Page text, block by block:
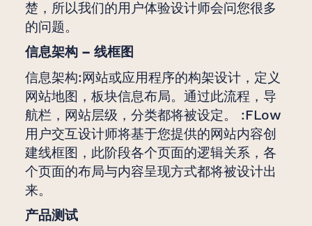
楚，所以我们的用户体验设计师会问您很多
的问题。
信息架构 – 线框图
信息架构:网站或应用程序的构架设计，定义
网站地图，板块信息布局。通过此流程，导
航栏，网站层级，分类都将被设定。 :FLow
用户交互设计师将基于您提供的网站内容创
建线框图，此阶段各个页面的逻辑关系，各
个页面的布局与内容呈现方式都将被设计出
来。
产品测试